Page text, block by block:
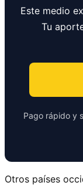
Este medio
Tu
Pago rápido y
Otros países